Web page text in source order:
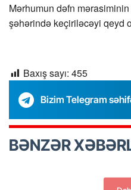
Mərhumun dəfn
şəhərində keçiriləcəyi qeyd
Baxış sayı: 455
Bizim Telegram
BƏNZƏR